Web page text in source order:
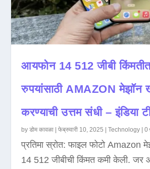
आयफोन 14 512 जीबी
रुपयांसाठी AMAZON मेझॉन
करण्याची उत्तम संधी – इंडिया
byडोम कावळा |फेब्रुवारी 10, 2025 |Technology |0
प्रतिमा स्रोत: फाइल फोटो Amazon
14 512 जीबीची किंमत कमी केली.